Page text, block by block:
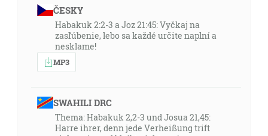
ČESKY
Habakuk 2:2-3 a Joz 21:45: Vyčkaj na
zasľúbenie, lebo sa každé určite naplní a
nesklame!
MP3
SWAHILI DRC
Thema: Habakuk 2,2-3 und Josua 21,45:
Harre ihrer, denn jede Verheißung trift